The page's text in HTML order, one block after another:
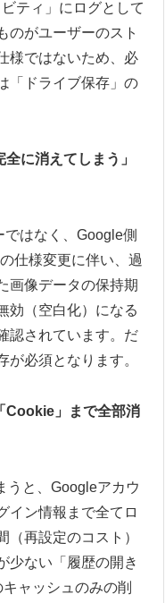
ティ」にログとして
のがユーザーのスト
様ではないため、必
「ドライブ保存」の
に消えてしまう」
はなく、Google側
仕様変更に伴い、過
画像データの保持期
効（空白化）になる
認されています。だ
必須となります。
Cookie」まで全部消
うと、Googleアカウ
イン情報まで全てロ
（再設定のコスト）
少ない「履歴の開き
ャッシュのみの削